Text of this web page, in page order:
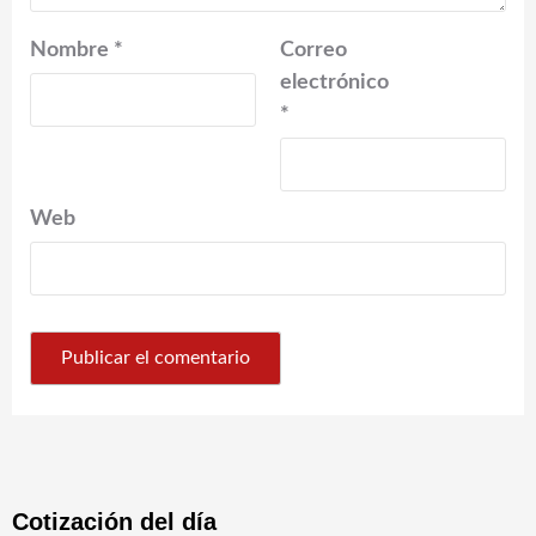
Nombre *
Correo
electrónico
*
Web
Cotización del día